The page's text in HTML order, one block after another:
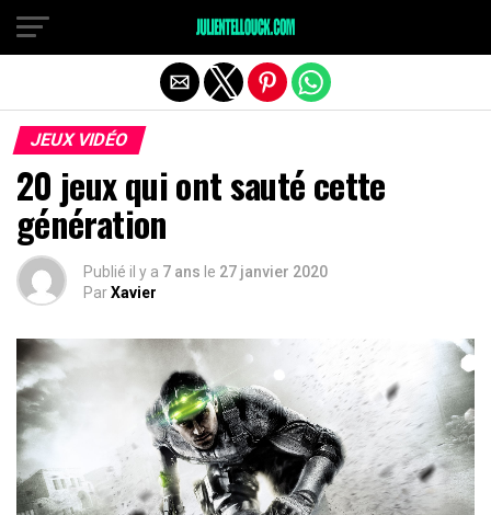
JEUX VIDÉO
20 jeux qui ont sauté cette
génération
Publié il y a 7 ans le 27 janvier 2020
ParXavier